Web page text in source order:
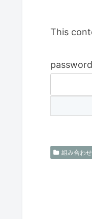
This
password
組み合わ